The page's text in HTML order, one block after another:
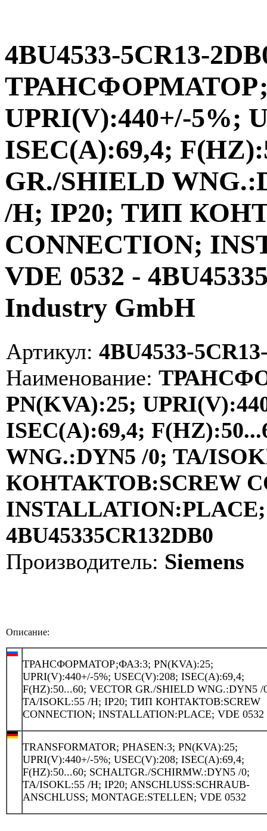
4BU4533-5CR13-
UPRI(V):440+/-5%;
ISEC(A):69,4;
GR./SHIELD
/H; IP20; ТИП
CONNECTION;
VDE 0532 -
Industry GmbH
Артикул: 4BU4533-
Наименование:
PN(KVA):25;
ISEC(A):69,4;
WNG.:DYN5 /0; TA/
КОНТАКТОВ:SCREW
INSTALLATION:PLACE;
4BU45335CR132DB0
Производитель: Siemens
Описание:
ТРАНСФОРМАТОР;ФАЗ:3; PN(KVA):25;
UPRI(V):440+/-5%; USEC(V):208; ISEC(A):69,4;
F(HZ):50...60; VECTOR GR./SHIELD WNG.:DYN5 /
TA/ISOKL:55 /H; IP20; ТИП КОНТАКТОВ:SCREW
CONNECTION; INSTALLATION:PLACE; VDE 0532
TRANSFORMATOR; PHASEN:3; PN(KVA):25;
UPRI(V):440+/-5%; USEC(V):208; ISEC(A):69,4;
F(HZ):50...60; SCHALTGR./SCHIRMW.:DYN5 /0;
TA/ISOKL:55 /H; IP20; ANSCHLUSS:SCHRAUB-
ANSCHLUSS; MONTAGE:STELLEN; VDE 0532